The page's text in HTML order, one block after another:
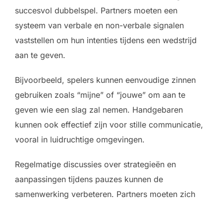
succesvol dubbelspel. Partners moeten een
systeem van verbale en non-verbale signalen
vaststellen om hun intenties tijdens een wedstrijd
aan te geven.
Bijvoorbeeld, spelers kunnen eenvoudige zinnen
gebruiken zoals “mijne” of “jouwe” om aan te
geven wie een slag zal nemen. Handgebaren
kunnen ook effectief zijn voor stille communicatie,
vooral in luidruchtige omgevingen.
Regelmatige discussies over strategieën en
aanpassingen tijdens pauzes kunnen de
samenwerking verbeteren. Partners moeten zich